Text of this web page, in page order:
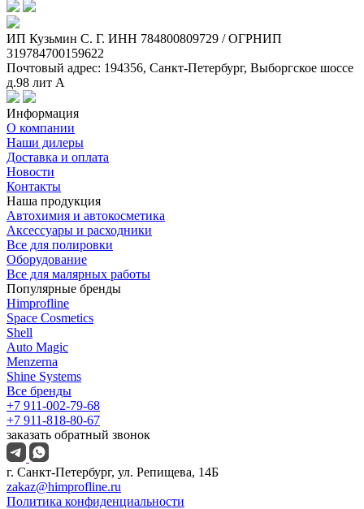
ИП Кузьмин C. Г. ИНН 784800809729 / ОГРНИП
319784700159622
Почтовый адрес: 194356, Санкт-Петербург, Выборгское шоссе
д.98 лит А
Информация
О компании
Наши дилеры
Доставка и оплата
Новости
Контакты
Наша продукция
Автохимия и автокосметика
Аксессуары и расходники
Все для полировки
Оборудование
Все для малярных работы
Популярные бренды
Himprofline
Space Cosmetics
Shell
Auto Magic
Menzerna
Shine Systems
Все бренды
+7 911-002-79-68
+7 911-818-80-67
заказать обратный звонок
г. Санкт-Петербург, ул. Репищева, 14Б
zakaz@himprofline.ru
Политика конфиденциальности